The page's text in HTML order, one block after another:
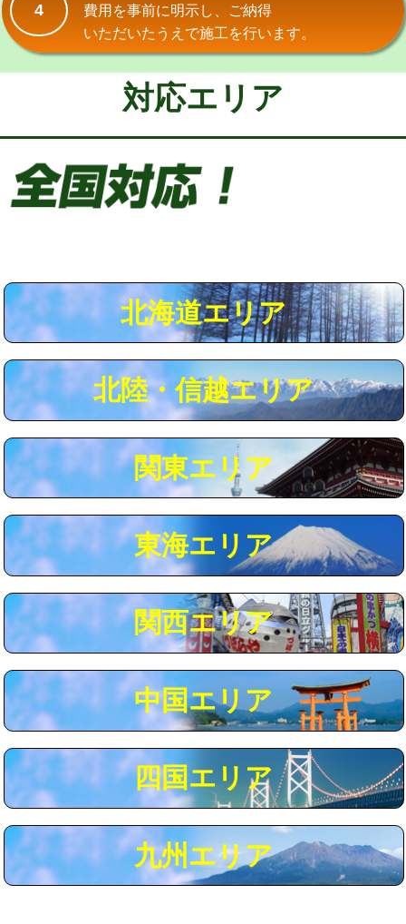
給水管工事※（支持金具設置) 5,500円
給水管工事※（保温材使用（バンド止
め込み）)
5,500円
給水管工事※（土の掘削・埋め戻し作
11,000円
給水管工事※（塩ビ管（VP・HI）使
用/3ｍまで)
給水管工事※（ライニング鋼管・銅
管・ポリ管・HT管使用/3ｍまで)
44,000円
給水管工事※（ライニング鋼管・銅
+8,800円
マス交換（土の掘削・埋め戻し作業） 11,000円~
マス交換（深さ50㎝以上） 66,000円
コンクリート斫り（厚さ10㎝まで） 27,500円
コンクリート斫り（厚さ10㎝超え） 38,500円
モルタル補修（厚さ10㎝まで） 27,500円
モルタル補修（厚さ10㎝超え） 38,500円
追加人工 16,500円
現場見積
※給水管工事は20mmまでの価格です。
4
費用を事前に明示し、ご納得
いただいたうえで施工を行います。
対応エリア
北海道エリア
北陸・信越エリア
関東エリア
東海エリア
関西エリア
中国エリア
四国エリア
九州エリア